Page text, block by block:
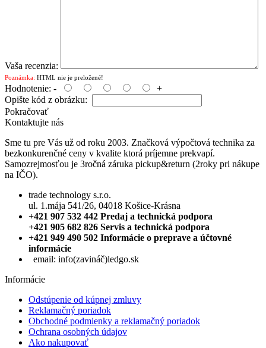
Vaša recenzia:
Poznámka: HTML nie je preložené!
Hodnotenie: -
+
Opište kód z obrázku:
Pokračovať
Kontaktujte nás
Sme tu pre Vás už od roku 2003. Značková výpočtová technika za
bezkonkurenčné ceny v kvalite ktorá príjemne prekvapí.
Samozrejmosťou je 3ročná záruka pickup&return (2roky pri nákupe
na IČO).
trade technology s.r.o.
ul. 1.mája 541/26, 04018 Košice-Krásna
+421 907 532 442 Predaj a technická podpora
+421 905 682 826 Servis a technická podpora
+421 949 490 502 Informácie o preprave a účtovné
informácie
email: info(zavináč)ledgo.sk
Informácie
Odstúpenie od kúpnej zmluvy
Reklamačný poriadok
Obchodné podmienky a reklamačný poriadok
Ochrana osobných údajov
Ako nakupovať